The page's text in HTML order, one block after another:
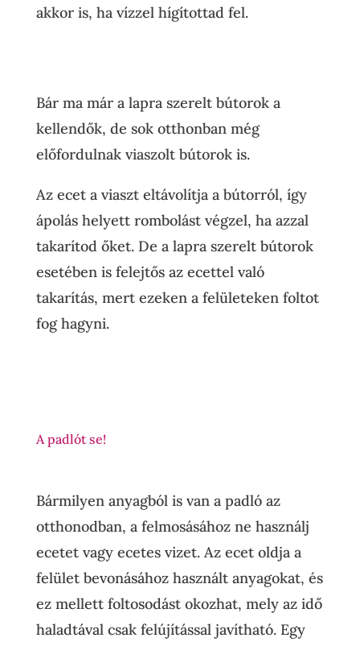
akkor is, ha vízzel hígítottad fel.
Bár ma már a lapra szerelt bútorok a
kellendők, de sok otthonban még
előfordulnak viaszolt bútorok is.
Az ecet a viaszt eltávolítja a bútorról, így
ápolás helyett rombolást végzel, ha azzal
takarítod őket. De a lapra szerelt bútorok
esetében is felejtős az ecettel való
takarítás, mert ezeken a felületeken foltot
fog hagyni.
A padlót se!
Bármilyen anyagból is van a padló az
otthonodban, a felmosásához ne használj
ecetet vagy ecetes vizet. Az ecet oldja a
felület bevonásához használt anyagokat, és
ez mellett foltosodást okozhat, mely az idő
haladtával csak felújítással javítható. Egy